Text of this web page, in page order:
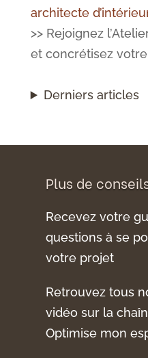
architecte
>> Rejoignez
et concrétisez
Derniers articles
Plus de
Recevez votre
questions à se
votre projet
Retrouvez tous
vidéo sur la
Optimise mon